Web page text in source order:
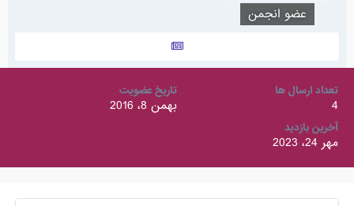
عضو انجمن
تعداد ارسال ها
4
تاریخ عضویت
بهمن 8، 2016
آخرین بازدید
مهر 24، 2023